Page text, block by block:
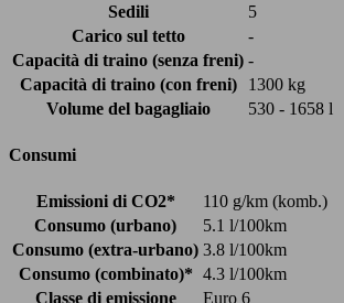
Sedili
5
Carico sul tetto
-
Capacità di traino (senza freni) -
Capacità di traino (con freni)
1300 kg
Volume del bagagliaio
530 - 1658 l
Consumi
Emissioni di CO2*
110 g/km (komb.)
Consumo (urbano)
5.1 l/100km
Consumo (extra-urbano) 3.8 l/100km
Consumo (combinato)* 4.3 l/100km
Classe di emissione
Euro 6